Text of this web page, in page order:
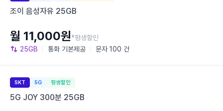
조이 음성자유 25GB
25GB 통화 기본제공 문자 100 건
월 11,000원*평생할인
SKT 5G 평생할인
5G JOY 300분 25GB